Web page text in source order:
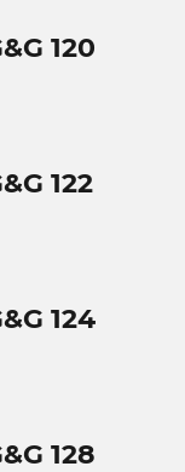
120
122
124
128